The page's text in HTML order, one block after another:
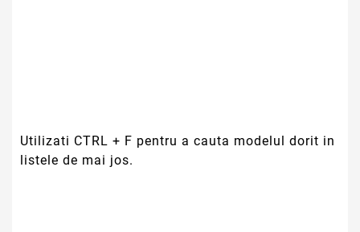
Utilizati CTRL + F pentru a cauta modelul dorit in
listele de mai jos.